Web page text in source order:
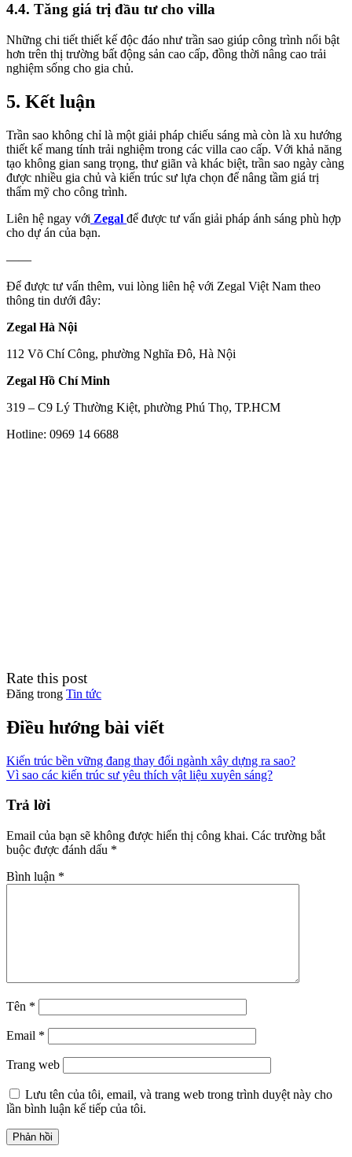
4.4. Tăng giá trị đầu tư cho villa
Những chi tiết thiết kế độc đáo như trần sao giúp công trình nổi bật
hơn trên thị trường bất động sản cao cấp, đồng thời nâng cao trải
nghiệm sống cho gia chủ.
5. Kết luận
Trần sao không chỉ là một giải pháp chiếu sáng mà còn là xu hướng
thiết kế mang tính trải nghiệm trong các villa cao cấp. Với khả năng
tạo không gian sang trọng, thư giãn và khác biệt, trần sao ngày càng
được nhiều gia chủ và kiến trúc sư lựa chọn để nâng tầm giá trị
thẩm mỹ cho công trình.
Liên hệ ngay với Zegal để được tư vấn giải pháp ánh sáng phù hợp
cho dự án của bạn.
——
Để được tư vấn thêm, vui lòng liên hệ với Zegal Việt Nam theo
thông tin dưới đây:
Zegal Hà Nội
112 Võ Chí Công, phường Nghĩa Đô, Hà Nội
Zegal Hồ Chí Minh
319 – C9 Lý Thường Kiệt, phường Phú Thọ, TP.HCM
Hotline: 0969 14 6688
Rate this post
Đăng trong Tin tức
Điều hướng bài viết
Kiến trúc bền vững đang thay đổi ngành xây dựng ra sao?
Vì sao các kiến trúc sư yêu thích vật liệu xuyên sáng?
Trả lời
Email của bạn sẽ không được hiển thị công khai. Các trường bắt
buộc được đánh dấu *
Bình luận *
Tên *
Email *
Trang web
Lưu tên của tôi, email, và trang web trong trình duyệt này cho
lần bình luận kế tiếp của tôi.